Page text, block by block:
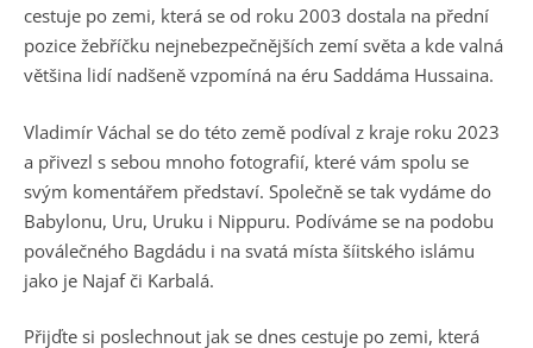
cestuje po zemi, která se od roku 2003 dostala na přední
pozice žebříčku nejnebezpečnějších zemí světa a kde valná
většina lidí nadšeně vzpomíná na éru Saddáma Hussaina.
Vladimír Váchal se do této země podíval z kraje roku 2023
a přivezl s sebou mnoho fotografií, které vám spolu se
svým komentářem představí. Společně se tak vydáme do
Babylonu, Uru, Uruku i Nippuru. Podíváme se na podobu
poválečného Bagdádu i na svatá místa šíitského islámu
jako je Najaf či Karbalá.
Přijďte si poslechnout jak se dnes cestuje po zemi, která